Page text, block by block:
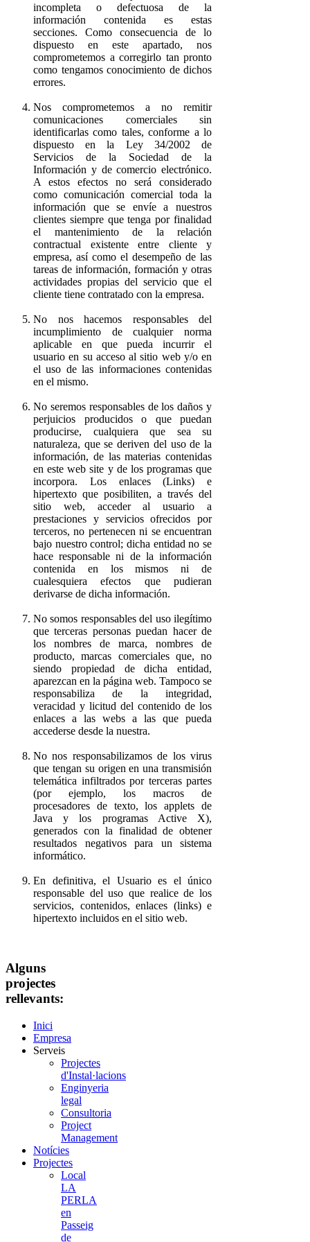
incompleta o defectuosa de la
información contenida es estas
secciones. Como consecuencia de lo
dispuesto en este apartado, nos
comprometemos a corregirlo tan pronto
como tengamos conocimiento de dichos
errores.
Nos comprometemos a no remitir
comunicaciones comerciales sin
identificarlas como tales, conforme a lo
dispuesto en la Ley 34/2002 de
Servicios de la Sociedad de la
Información y de comercio electrónico.
A estos efectos no será considerado
como comunicación comercial toda la
información que se envíe a nuestros
clientes siempre que tenga por finalidad
el mantenimiento de la relación
contractual existente entre cliente y
empresa, así como el desempeño de las
tareas de información, formación y otras
actividades propias del servicio que el
cliente tiene contratado con la empresa.
No nos hacemos responsables del
incumplimiento de cualquier norma
aplicable en que pueda incurrir el
usuario en su acceso al sitio web y/o en
el uso de las informaciones contenidas
en el mismo.
No seremos responsables de los daños y
perjuicios producidos o que puedan
producirse, cualquiera que sea su
naturaleza, que se deriven del uso de la
información, de las materias contenidas
en este web site y de los programas que
incorpora. Los enlaces (Links) e
hipertexto que posibiliten, a través del
sitio web, acceder al usuario a
prestaciones y servicios ofrecidos por
terceros, no pertenecen ni se encuentran
bajo nuestro control; dicha entidad no se
hace responsable ni de la información
contenida en los mismos ni de
cualesquiera efectos que pudieran
derivarse de dicha información.
No somos responsables del uso ilegítimo
que terceras personas puedan hacer de
los nombres de marca, nombres de
producto, marcas comerciales que, no
siendo propiedad de dicha entidad,
aparezcan en la página web. Tampoco se
responsabiliza de la integridad,
veracidad y licitud del contenido de los
enlaces a las webs a las que pueda
accederse desde la nuestra.
No nos responsabilizamos de los virus
que tengan su origen en una transmisión
telemática infiltrados por terceras partes
(por ejemplo, los macros de
procesadores de texto, los applets de
Java y los programas Active X),
generados con la finalidad de obtener
resultados negativos para un sistema
informático.
En definitiva, el Usuario es el único
responsable del uso que realice de los
servicios, contenidos, enlaces (links) e
hipertexto incluidos en el sitio web.
Alguns
projectes
rellevants:
Inici
Empresa
Serveis
Projectes
d'Instal·lacions
Enginyeria
legal
Consultoria
Project
Management
Notícies
Projectes
Local
LA
PERLA
en
Passeig
de